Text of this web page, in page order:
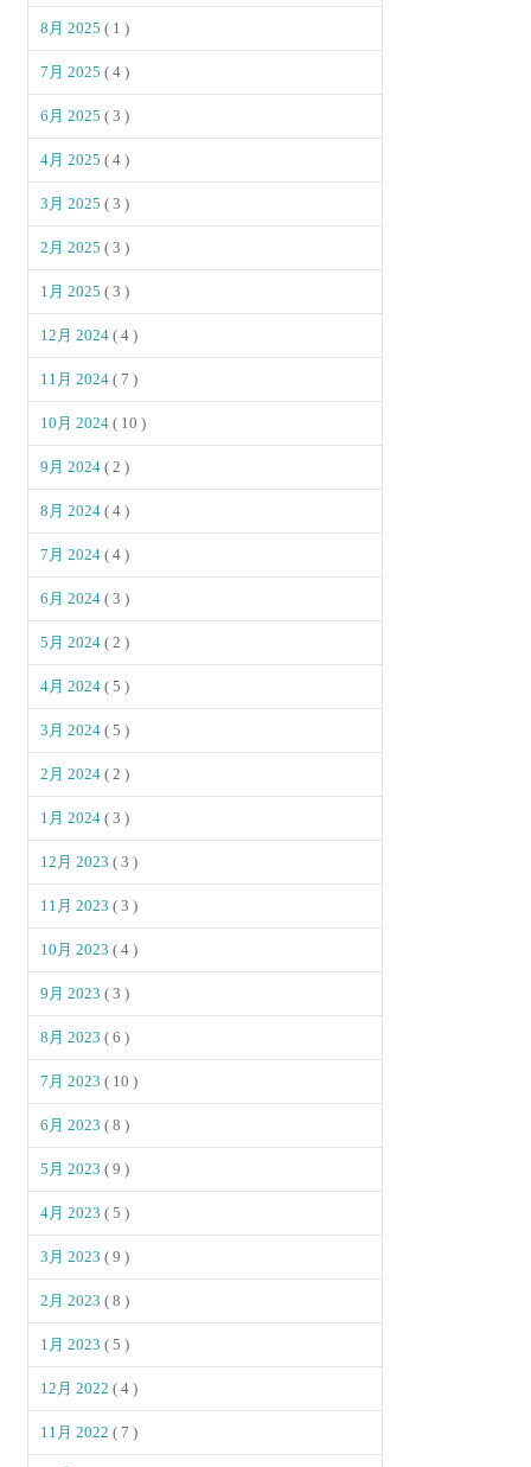
8月 2025( 1 )
7月 2025( 4 )
6月 2025( 3 )
4月 2025( 4 )
3月 2025( 3 )
2月 2025( 3 )
1月 2025( 3 )
12月 2024( 4 )
11月 2024( 7 )
10月 2024( 10 )
9月 2024( 2 )
8月 2024( 4 )
7月 2024( 4 )
6月 2024( 3 )
5月 2024( 2 )
4月 2024( 5 )
3月 2024( 5 )
2月 2024( 2 )
1月 2024( 3 )
12月 2023( 3 )
11月 2023( 3 )
10月 2023( 4 )
9月 2023( 3 )
8月 2023( 6 )
7月 2023( 10 )
6月 2023( 8 )
5月 2023( 9 )
4月 2023( 5 )
3月 2023( 9 )
2月 2023( 8 )
1月 2023( 5 )
12月 2022( 4 )
11月 2022( 7 )